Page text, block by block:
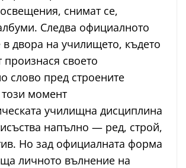
снимат се,
Следва официалното
двора на училището, където
произнася своето
слово пред строените
момент
училищна дисциплина
напълно — ред, строй,
Но зад официалната форма
личното вълнение на